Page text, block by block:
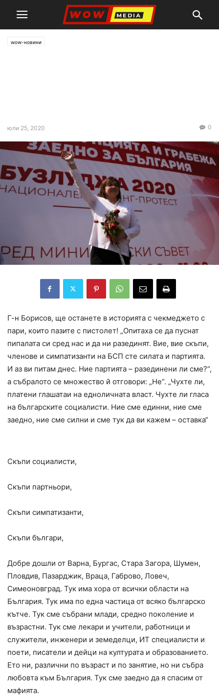
wow-новини
юли 25, 2020 0
Г-н Борисов, ще останете в историята с чекмеджето с
пари, които пазите с пистолет! „Опитаха се да пуснат
пипалата си сред нас и да ни разединят. Вие, вие скъпи,
членове и симпатизанти на БСП сте силата и партията.
И аз ви питам днес. Ние партията – разединени ли сме?“,
а събралото се множество й отговори: „Не“. „Чухте ли,
платени глашатаи на едноличната власт. Чухте ли гласа
на българските социалисти. Ние сме единни, ние сме
заедно, ние сме силни и сме тук да ви кажем – оставка“
Скъпи социалисти,
Скъпи партньори,
Скъпи симпатизанти,
Скъпи българи,
Добре дошли от Варна, Бургас, Стара Загора, Шумен,
Пловдив, Пазарджик, Враца, Габрово, Ловеч,
Симеоновград. Тук има хора от всички области на
България. Тук има по една частица от всяко българско
кътче. Тук сме събрани млади, средно поколение и
възрастни. Тук сме лекари и учители, работници и
служители, инженери и земеделци, ИТ специалисти и
поети, писатели и дейци на културата и образованието.
Ето ни, различни по възраст и по занятие, но ни събра
любовта към България. Тук сме заедно да я спасим от
мафията.